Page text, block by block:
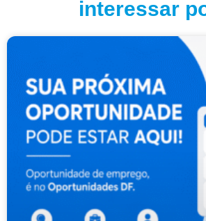
interessar